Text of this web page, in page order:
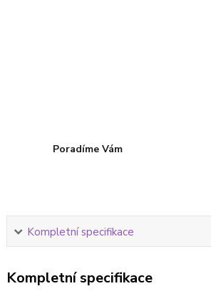
Poradíme Vám
Kompletní specifikace
Kompletní specifikace